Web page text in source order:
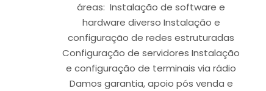
áreas: Instalação de software e
hardware diverso Instalação e
configuração de redes estruturadas
Configuração de servidores Instalação
e configuração de terminais via rádio
Damos garantia, apoio pós venda e